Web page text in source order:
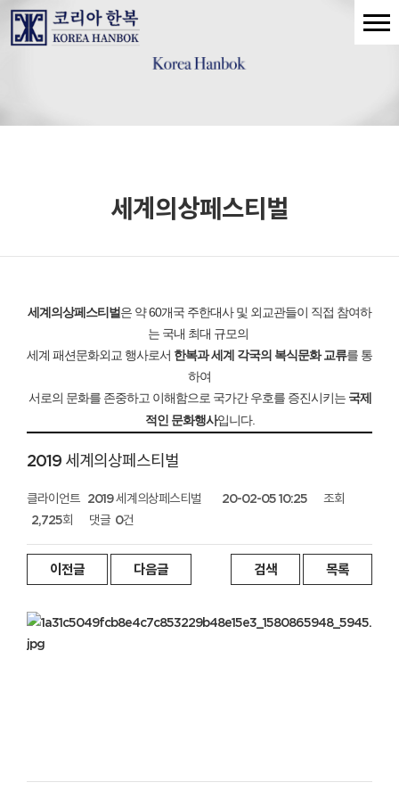
세계의상페스티벌
세계의상페스티벌은 약 60개국 주한대사 및 외교관들이 직접 참여하
는 국내 최대 규모의
세계 패션문화외교 행사로서 한복과 세계 각국의 복식문화 교류를 통
하여
서로의 문화를 존중하고 이해함으로 국가간 우호를 증진시키는 국제
적인 문화행사입니다.
2019 세계의상페스티벌
클라이언트 2019 세계의상페스티벌 20-02-05 10:25
조회
2,725회
댓글 0건
이전글 다음글 검색 목록